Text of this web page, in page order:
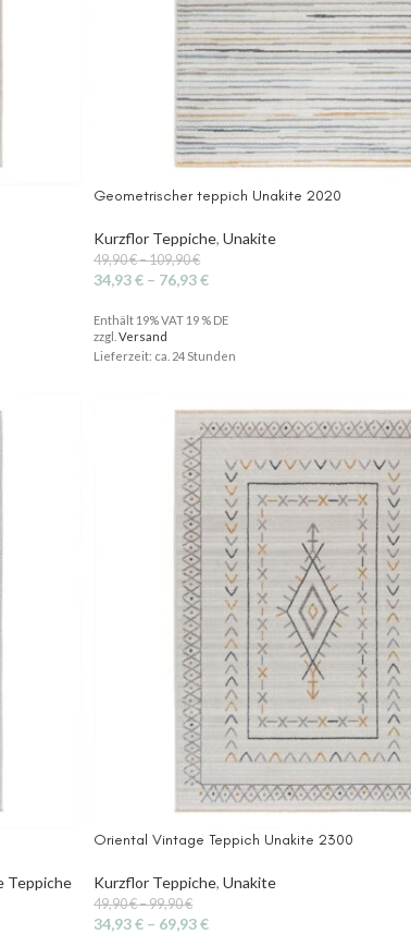
Geometrischer teppich Unakite 2020
Kurzflor Teppiche, Unakite
49,90€–109,90€
34,93€ – 76,93€
Enthält 19% VAT 19 % DE
zzgl.Versand
Lieferzeit: ca. 24 Stunden
Teppiche
Oriental Vintage Teppich Unakite 2300
Kurzflor Teppiche, Unakite
49,90€–99,90€
34,93€ – 69,93€